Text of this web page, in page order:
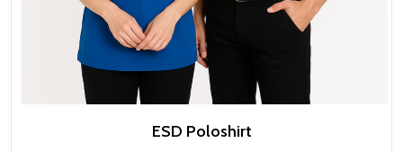
ESD Poloshirt